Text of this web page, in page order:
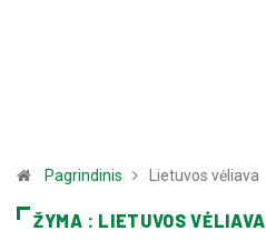
Pagrindinis Lietuvos vėliava
ŽYMA : LIETUVOS VĖLIAVA